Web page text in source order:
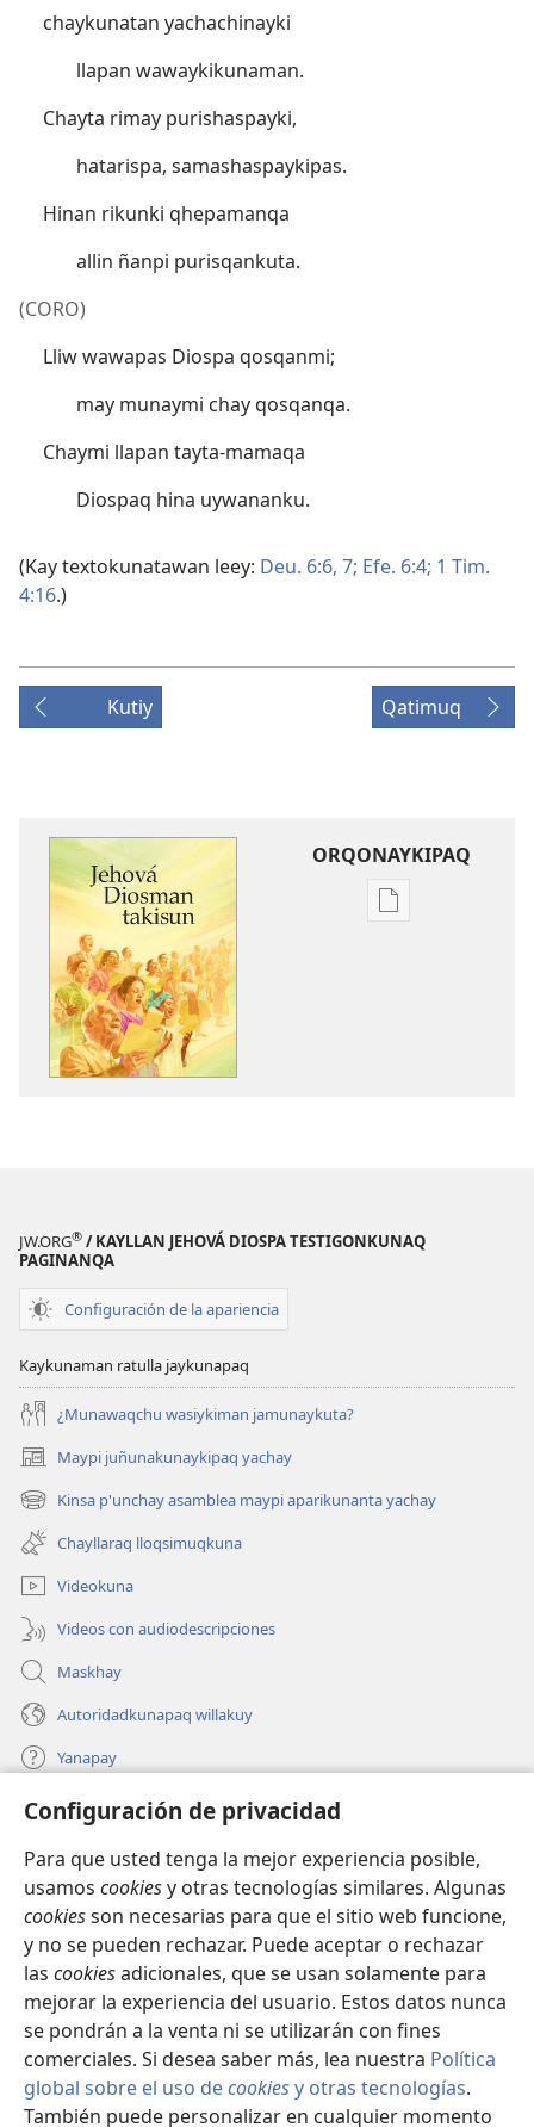
Configuración de privacidad
Para que usted tenga la mejor experiencia posible,
usamos cookiesy otras tecnologías similares. Algunas
cookiesson necesarias para que el sitio web funcione,
y no se pueden rechazar. Puede aceptar o rechazar
las cookiesadicionales, que se usan solamente para
mejorar la experiencia del usuario. Estos datos nunca
se pondrán a la venta ni se utilizarán con fines
comerciales. Si desea saber más, lea nuestra Política
global sobre el uso decookiesy otras tecnologías.
También puede personalizar en cualquier momento
chaykunatan yachachinayki
llapan wawaykikunaman.
Chayta rimay purishaspayki,
hatarispa, samashaspaykipas.
Hinan rikunki qhepamanqa
allin ñanpi purisqankuta.
(CORO)
Lliw wawapas Diospa qosqanmi;
may munaymi chay qosqanqa.
Chaymi llapan tayta-mamaqa
Diospaq hina uywananku.
(Kay textokunatawan leey: Deu. 6:6, 7; Efe. 6:4; 1 Tim.
4:16.)
Kutiy Qatimuq
ORQONAYKIPAQ
Kaypi
JW.ORG® / KAYLLAN JEHOVÁ DIOSPA TESTIGONKUNAQ
PAGINANQA
Configuración de la apariencia
Kaykunaman ratulla jaykunapaq
¿Munawaqchu wasiykiman jamunaykuta?
Maypi juñunakunaykipaq yachay
(abre
una
nueva
ventana)
Kinsa p'unchay asamblea maypi aparikunanta yachay
(abre
una
nueva
ventana)
Chayllaraq lloqsimuqkuna
Videokuna
Videos con audiodescripciones
Maskhay
Autoridadkunapaq willakuy
Yanapay
Donacionta churanapaq
una
nueva
ventana)
INTERNETPI QELQANCHISKUNA Watchtower™
(abre
una
nueva
ventana)
JW Hub
(abre
una
nueva
ventana)
JW Library ®
Copyright© 2026 Watch Tower Bible and Tract Society of Pennsylvania.